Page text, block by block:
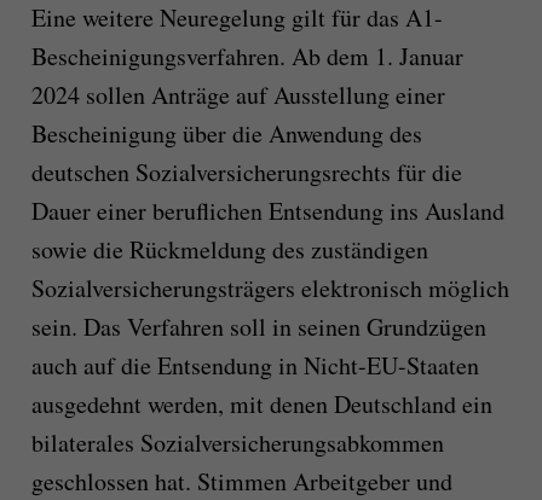
Eine weitere Neuregelung gilt für das A1-
Bescheinigungsverfahren. Ab dem 1. Januar
2024 sollen Anträge auf Ausstellung einer
Bescheinigung über die Anwendung des
deutschen Sozialversicherungsrechts für die
Dauer einer beruflichen Entsendung ins Ausland
sowie die Rückmeldung des zuständigen
Sozialversicherungsträgers elektronisch möglich
sein. Das Verfahren soll in seinen Grundzügen
auch auf die Entsendung in Nicht-EU-Staaten
ausgedehnt werden, mit denen Deutschland ein
bilaterales Sozialversicherungsabkommen
geschlossen hat. Stimmen Arbeitgeber und